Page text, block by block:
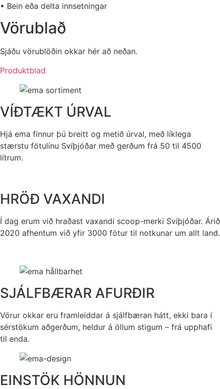
• Bein eða delta innsetningar
Vörublað
Sjáðu vörublöðin okkar hér að neðan.
Produktblad
VÍÐTÆKT ÚRVAL
Hjá ema finnur þú breitt og metið úrval, með líklega
stærstu fötulínu Svíþjóðar með gerðum frá 50 til 4500
lítrum.
HRÖÐ VAXANDI
Í dag erum við hraðast vaxandi scoop-merki Svíþjóðar. Árið
2020 afhentum við yfir 3000 fötur til notkunar um allt land.
SJÁLFBÆRAR AFURÐIR
Vörur okkar eru framleiddar á sjálfbæran hátt, ekki bara í
sérstökum aðgerðum, heldur á öllum stigum – frá upphafi
til enda.
EINSTÖK HÖNNUN